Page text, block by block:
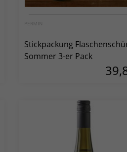
PERMIN
Stickpackung
Sommer 3-er Pack